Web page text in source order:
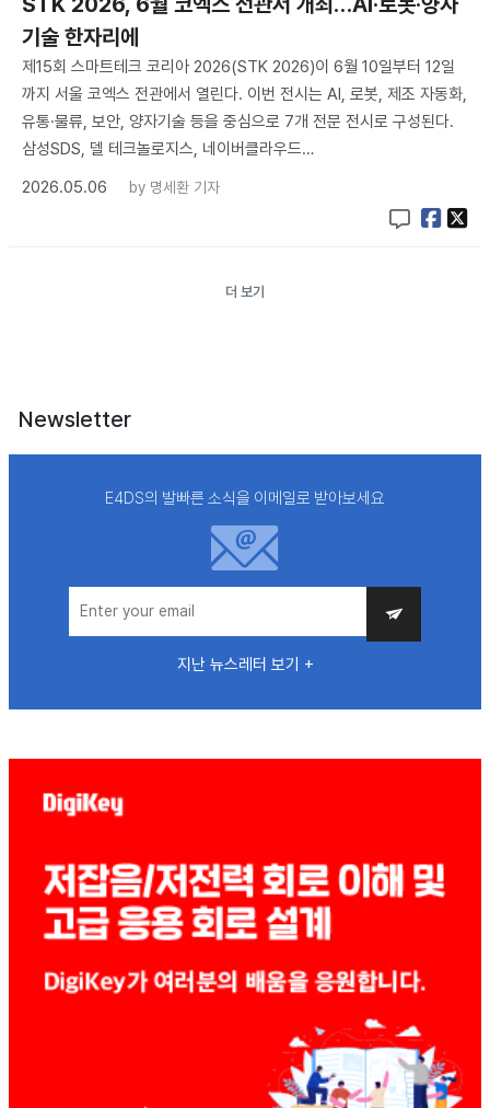
기술 한자리에
제15회 스마트테크 코리아 2026(STK 2026)이 6월 10일부터 12일
까지 서울 코엑스 전관에서 열린다. 이번 전시는 AI, 로봇, 제조 자동화,
유통·물류, 보안, 양자기술 등을 중심으로 7개 전문 전시로 구성된다.
삼성SDS, 델 테크놀로지스, 네이버클라우드…
2026.05.06
by 명세환 기자
더 보기
Newsletter
E4DS의 발빠른 소식을 이메일로 받아보세요
지난 뉴스레터 보기 +